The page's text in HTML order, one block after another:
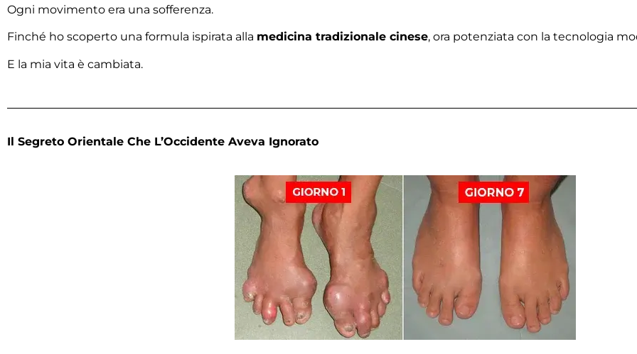
Ogni movimento era una sofferenza.
Finché ho scoperto una formula ispirata alla medicina tradizionale cinese, ora potenziata con la tecnologia
E la mia vita è cambiata.
Il Segreto Orientale Che L’Occidente Aveva Ignorato